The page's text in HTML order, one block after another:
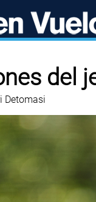
del
Detomasi